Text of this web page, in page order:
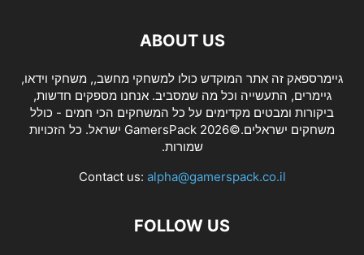
ABOUT US
גיימרספאק זה אתר המוקדש כולו למשחקי מחשב,, משחקי וידאו,
גיימרים, התעשייה וכל מה שמסביב. אנחנו מספקים חדשות,
ביקורות ומבטים מקדימים על כל המשחקים הכי חמים - כולל
משחקים ישראלים.©2026 GamersPack ישראל. כל הזכויות
שמורות.
Contact us: alpha@gamerspack.co.il
FOLLOW US